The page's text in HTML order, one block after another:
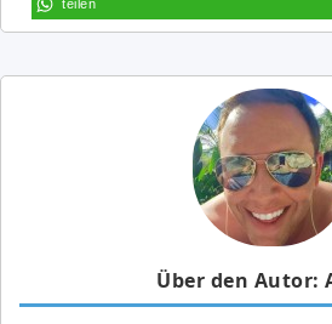
teilen
Über den Autor: